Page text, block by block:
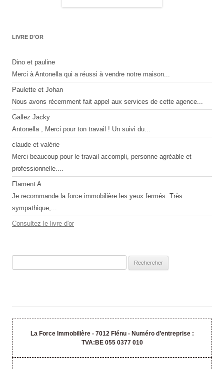
LIVRE D'OR
Dino et pauline
Merci à Antonella qui a réussi à vendre notre maison...
Paulette et Johan
Nous avons récemment fait appel aux services de cette agence...
Gallez Jacky
Antonella , Merci pour ton travail ! Un suivi du...
claude et valérie
Merci beaucoup pour le travail accompli, personne agréable et
professionnelle....
Flament A.
Je recommande la force immobilière les yeux fermés. Très
sympathique,...
Consultez le livre d'or
La Force Immobilière - 7012 Flénu - Numéro d’entreprise :
TVA:BE 055 0377 010